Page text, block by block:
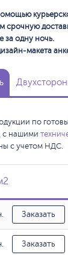
срочную
за одну ночь.
макета
по
с нашими
с учетом НДС.
Заказать
Заказать